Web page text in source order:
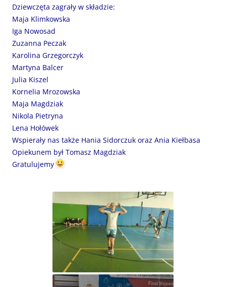
Dziewczęta zagrały w składzie:
Maja Klimkowska
Iga Nowosad
Zuzanna Peczak
Karolina Grzegorczyk
Martyna Balcer
Julia Kiszel
Kornelia Mrozowska
Maja Magdziak
Nikola Pietryna
Lena Hołówek
Wspierały nas także Hania Sidorczuk oraz Ania Kiełbasa
Opiekunem był Tomasz Magdziak
Gratulujemy